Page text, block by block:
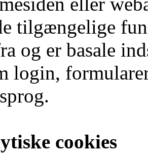
tilgængelige
og er basale
login,
cookies